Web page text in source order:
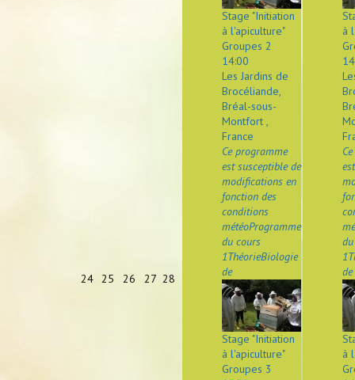
24 25 26 27 28
Stage "Initiation
à l'apiculture"
Groupes 2
14:00
Les Jardins de
Brocéliande,
Bréal-sous-
Montfort ,
France
Ce programme
est susceptible de
modifications en
fonction des
conditions
météoProgramme
du cours
1ThéorieBiologie
de
Stage "Initiation
à l'apiculture"
Groupes 3
à
de
à